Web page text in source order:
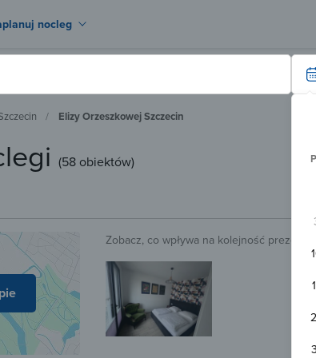
nocleg
Elizy Orzeszkowej Szczecin
(58 obiektów)
Zobacz, co wpływa na kolejność